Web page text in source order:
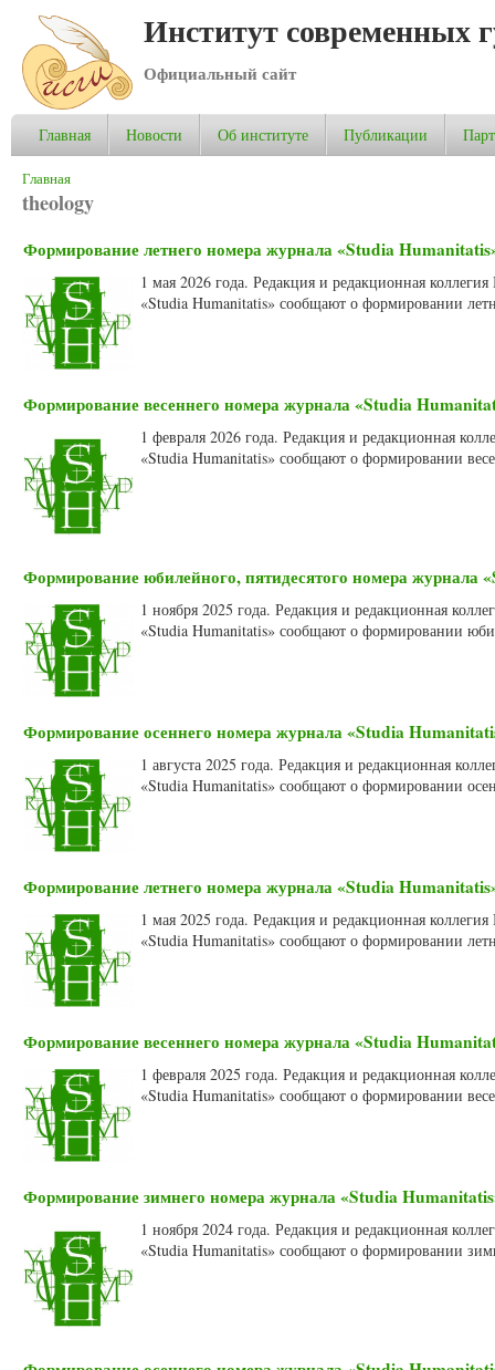
Институт современных
Официальный сайт
Главная Новости Об институте Публикации
Вы здесь
Главная
theology
Формирование летнего номера журнала «Studia
1 мая 2026 года. Редакция и редакционная
«Studia Humanitatis» сообщают о формировании
Формирование весеннего номера журнала «Studia
1 февраля 2026 года. Редакция и редакционная
«Studia Humanitatis» сообщают о формировании
Формирование юбилейного, пятидесятого номера журнала
1 ноября 2025 года. Редакция и редакционная
«Studia Humanitatis» сообщают о формировании
Формирование осеннего номера журнала «Studia
1 августа 2025 года. Редакция и редакционная
«Studia Humanitatis» сообщают о формировании
Формирование летнего номера журнала «Studia
1 мая 2025 года. Редакция и редакционная
«Studia Humanitatis» сообщают о формировании
Формирование весеннего номера журнала «Studia
1 февраля 2025 года. Редакция и редакционная
«Studia Humanitatis» сообщают о формировании
Формирование зимнего номера журнала «Studia
1 ноября 2024 года. Редакция и редакционная
«Studia Humanitatis» сообщают о формировании